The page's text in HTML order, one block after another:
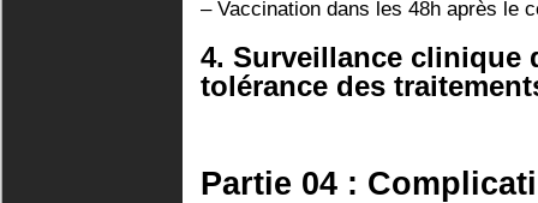
– Vaccination dans les 48h après le
4. Surveillance clinique
tolérance des
Partie 04 :